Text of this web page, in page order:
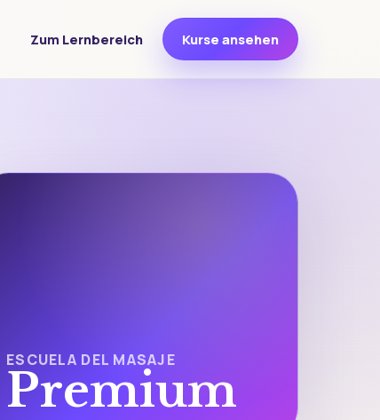
Zum Lernbereich Kurse ansehen
ESCUELA DEL MASAJE
Premium